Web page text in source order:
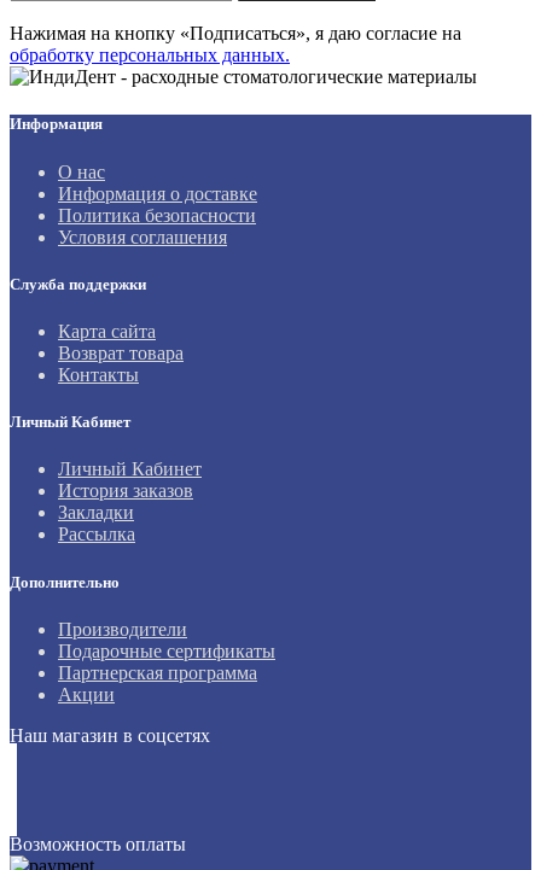
Нажимая на кнопку «Подписаться», я даю cогласие на
обработку персональных данных.
Информация
О нас
Информация о доставке
Политика безопасности
Условия соглашения
Служба поддержки
Карта сайта
Возврат товара
Контакты
Личный Кабинет
Личный Кабинет
История заказов
Закладки
Рассылка
Дополнительно
Производители
Подарочные сертификаты
Партнерская программа
Акции
Наш магазин в соцсетях
Возможность оплаты